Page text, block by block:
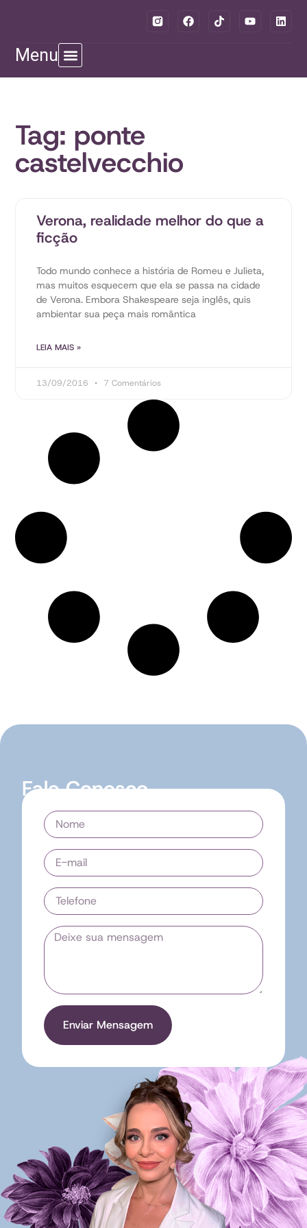
Menu
Tag: ponte
castelvecchio
Verona, realidade melhor do que a
ficção
Todo mundo conhece a história de Romeu e Julieta,
mas muitos esquecem que ela se passa na cidade
de Verona. Embora Shakespeare seja inglês, quis
ambientar sua peça mais romântica
LEIA MAIS »
13/09/2016 7 Comentários
Fale Conosco
Enviar Mensagem